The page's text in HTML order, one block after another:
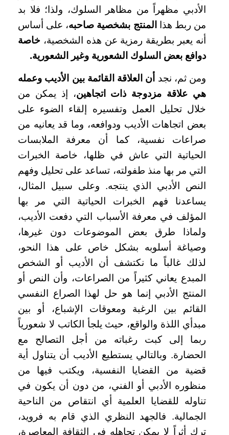
الأدبي مظهراً من مظاهر السلوك، ولذا؛ فلا بد
من ربط هذا المنتج بشخصية صاحبه، على أساس
أنه يعبر بطريقة رمزية عن هذه الشخصية، خاصة
دوافع بعض السلوك الشعورية وغير الشعورية.
ومن ثم، نجد أن العلاقة القائمة بين الأديب وعمله
هي علاقة مزدوجة ذات اتجاهين، إذ يمكن من
خلال تحليل العمل وتفسيره إلقاء الضوء على
بعض اتجاهات الأديب ودوافعه، وما قد يعانيه من
صراعات نفسية، كما أن معرفة الملابسات
الحياتية التي عاش في ظلها، خاصة الخبرات
التي مر بها منذ طفولته، تساعد على تحليل وفهم
النص الأدبي الذي ينتجه. وعلى سبيل المثال،
يساعدنا فهم الخبرات الحياتية التي مر بها
المؤلف في معرفة الأسباب التي دفعت الأديب،
ولماذا طرق بعض الموضوعات دون غيرها،
وصياغة أسلوبه بشكل خاص على هذا النحو،
لذلك غالباً ما نكتشف أن الأديب أو الشخص
المبدع يعاني كثيراً من الصراعات، وأن النص أو
المنتج الأدبي إنما هو حل لهذا الصراع النفسي
القائم بين الرغبة ومعوقات الإشباع، أو بين
مبدأي اللذة والواقع، حيث يلجأ الكاتب لا شعورياً
ربما إلى كبت رغباته من أجل التصالح مع
الحضارة. وبالتالي يستطيع الأديب أن يتناول أية
قضية من القضايا النفسية، ويكتب فيها من
منظوره الأدبي أو الفني، من دون أن يكون في
تناوله للقضايا العلمية أي انتقاص من الناحية
الجمالية. فالجهد النظري الذي قام به فرويد،
ترك أثراً لا يمكن تجاهله في الثقافة المعاصرة،